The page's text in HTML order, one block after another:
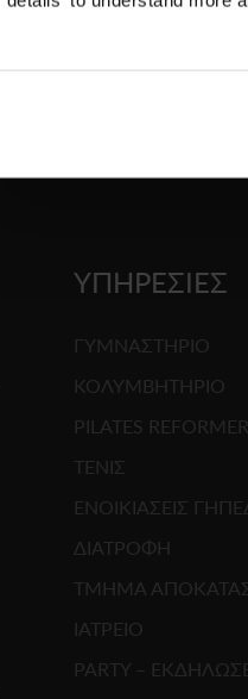
ΥΠΗΡΕΣΙΕΣ
ΓΥΜΝΑΣΤΗΡΙΟ
ΚΟΛΥΜΒΗΤΗΡΙΟ
PILATES REFORMER
ΤΕΝΙΣ
ΕΝΟΙΚΙΑΣΕΙΣ
ΔΙΑΤΡΟΦΗ
ΤΜΗΜΑ
ΙΑΤΡΕΙΟ
PARTY –